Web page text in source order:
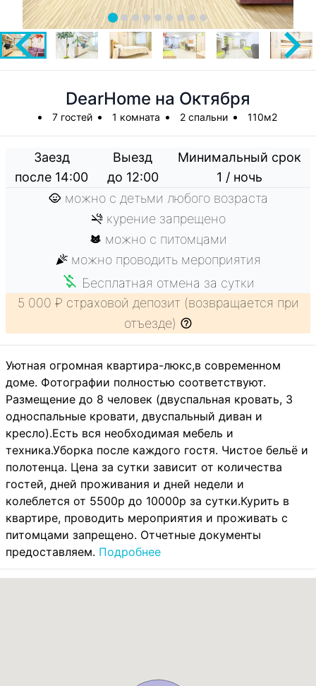
DearHome на Октября
7 гостей 1 комната 2 спальни 110м2
Заезд
после 14:00
Выезд
до 12:00
Минимальный срок
1 / ночь
можно с детьми любого возраста
курение запрещено
можно с питомцами
можно проводить мероприятия
Бесплатная отмена за сутки
5 000 ₽ страховой депозит (возвращается при
отъезде)
Уютная огромная квартира-люкс,в современном
доме. Фотографии полностью соответствуют.
Размещение до 8 человек (двуспальная кровать, 3
односпальные кровати, двуспальный диван и
кресло).Есть вся необходимая мебель и
техника.Уборка после каждого гостя. Чистое бельё и
полотенца. Цена за сутки зависит от количества
гостей, дней проживания и дней недели и
колеблется от 5500р до 10000р за сутки.Курить в
квартире, проводить мероприятия и проживать с
питомцами запрещено. Отчетные документы
предоставляем. Подробнее